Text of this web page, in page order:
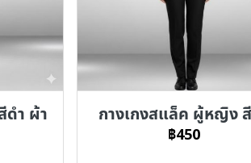
ดำ ผ้า
กางเกงสแล็ค ผู้หญิง
฿450